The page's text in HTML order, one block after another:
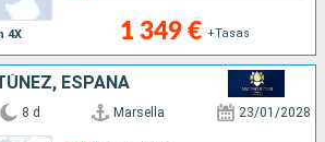
4X 1 349 € +Tasas
ESPAÑA
8 d Marsella 23/01/2028